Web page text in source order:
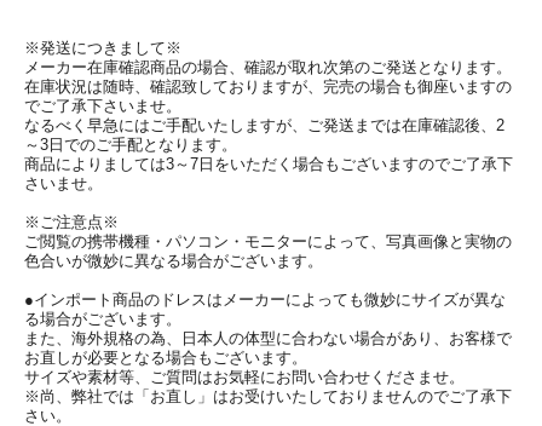
※発送につきまして※
メーカー在庫確認商品の場合、確認が取れ次第のご発送となります。
在庫状況は随時、確認致しておりますが、完売の場合も御座いますの
でご了承下さいませ。
なるべく早急にはご手配いたしますが、ご発送までは在庫確認後、2
～3日でのご手配となります。
商品によりましては3～7日をいただく場合もございますのでご了承下
さいませ。
※ご注意点※
ご閲覧の携帯機種・パソコン・モニターによって、写真画像と実物の
色合いが微妙に異なる場合がございます。
●インポート商品のドレスはメーカーによっても微妙にサイズが異な
る場合がございます。
また、海外規格の為、日本人の体型に合わない場合があり、お客様で
お直しが必要となる場合もございます。
サイズや素材等、ご質問はお気軽にお問い合わせくださませ。
※尚、弊社では「お直し」はお受けいたしておりませんのでご了承下
さい。